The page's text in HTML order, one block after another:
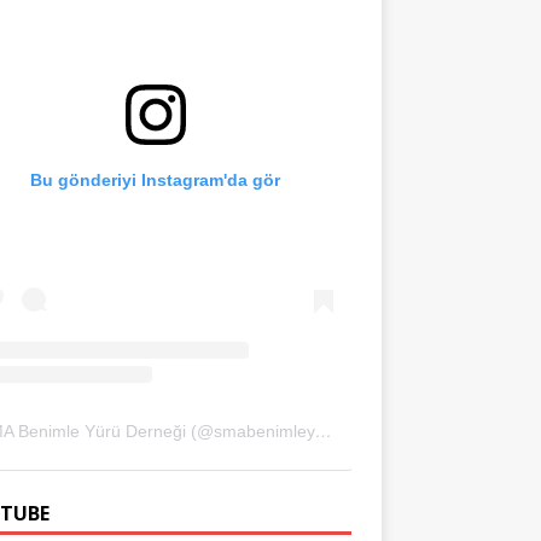
Bu gönderiyi Instagram'da gör
SMA Benimle Yürü Derneği (@smabenimleyuru)'in paylaştığı bir gönderi